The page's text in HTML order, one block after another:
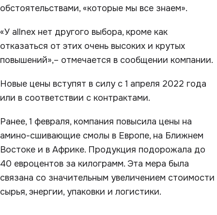
обстоятельствами, «которые мы все знаем».
«У allnex нет другого выбора, кроме как
отказаться от этих очень высоких и крутых
повышений»,– отмечается в сообщении компании.
Новые цены вступят в силу с 1 апреля 2022 года
или в соответствии с контрактами.
Ранее, 1 февраля, компания повысила цены на
амино-сшивающие смолы в Европе, на Ближнем
Востоке и в Африке. Продукция подорожала до
40 евроцентов за килограмм. Эта мера была
связана со значительным увеличением стоимости
сырья, энергии, упаковки и логистики.